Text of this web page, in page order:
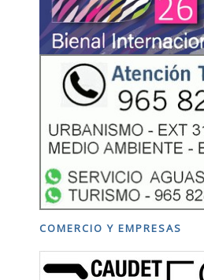
COMERCIO Y EMPRESAS